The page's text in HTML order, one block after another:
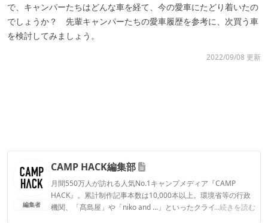
で、キャンパーたちはどんな車を経て、今の愛車にたどり着いたの
でしょうか？ 先輩キャンパーたちの愛車履歴を参考に、次買う車
を検討してみましょう。
2022/09/08 更新
編集者
CAMP HACK編集部
月間550万人が訪れる人気No.1キャンプメディア『CAMP
HACK』。累計制作記事本数は10,000本以上。環境省等の行政
機関、「髙島屋」や「niko and ...」といったクライアントとの
...続きを読む